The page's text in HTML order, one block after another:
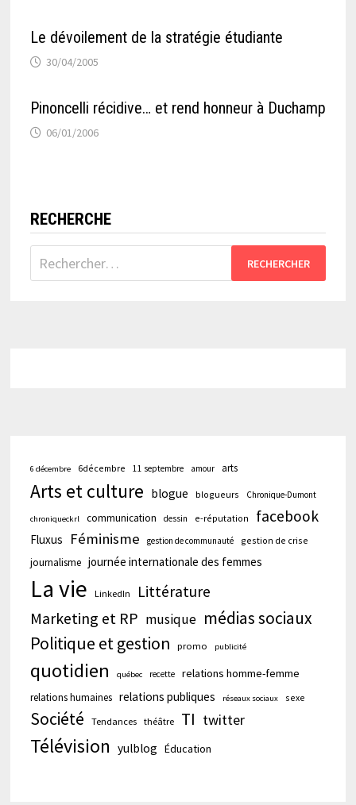
Le dévoilement de la stratégie étudiante
30/04/2005
Pinoncelli récidive… et rend honneur à Duchamp
06/01/2006
RECHERCHE
Rechercher :
6 décembre 6décembre 11 septembre amour arts
Arts et culture blogue blogueurs Chronique-Dumont
chroniqueckrl communication dessin e-réputation facebook
Fluxus Féminisme gestion de communauté gestion de crise
journalisme journée internationale des femmes
La vie LinkedIn Littérature
Marketing et RP musique médias sociaux
Politique et gestion
promo publicité
quotidien québec recette relations homme-femme
relations humaines relations publiques réseaux sociaux sexe
Société Tendances théâtre TI twitter
Télévision yulblog Éducation